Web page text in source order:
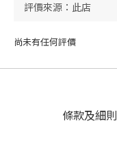
尚未有任何評價
條款及細則